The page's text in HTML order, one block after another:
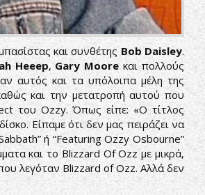
και συνθέτης Bob Daisley.
Heeep,Gary Moore και πολλούς
αυτός και τα υπόλοιπα μέλη της
και την μετατροπή αυτού που
του Ozzy. Όπως είπε: «Ο τίτλος
Είπαμε ότι δεν μας πειράζει να
ή “Featuring Ozzy Osbourne”
και το Blizzard Of Ozz με μικρά,
λεγόταν Blizzard of Ozz. Αλλά δεν